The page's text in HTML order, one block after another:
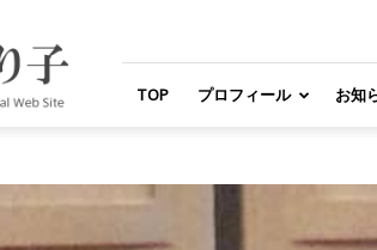
TOP プロフィール お知